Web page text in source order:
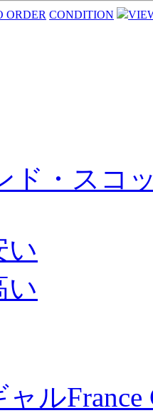
ORDER CONDITION
ド・スコ
い
い
ャルFrance